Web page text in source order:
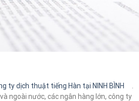
ty dịch thuật tiếng Hàn tại NINH BÌNH
ngoài nước, các ngân hàng lớn, công ty